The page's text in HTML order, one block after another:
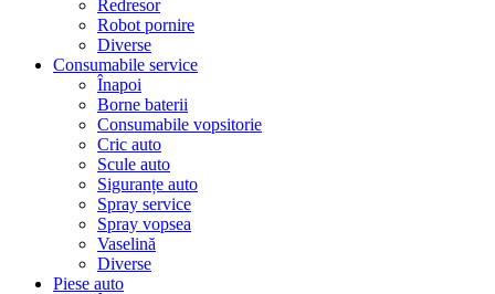
Redresor
Robot pornire
Diverse
Consumabile service
Înapoi
Borne baterii
Consumabile vopsitorie
Cric auto
Scule auto
Siguranțe auto
Spray service
Spray vopsea
Vaselină
Diverse
Piese auto